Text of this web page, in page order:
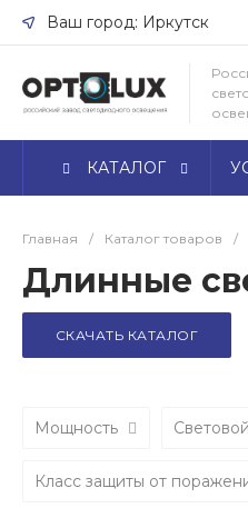
Ваш город: Иркутск
Ваш город Иркутск?
Да
КАТАЛОГ
Главная / Каталог товаров /
Длинные
СКАЧАТЬ КАТАЛОГ
Мощность
Класс защиты от